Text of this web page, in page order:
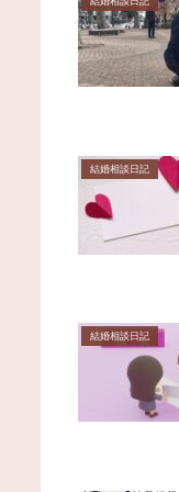
結婚相談日記
結婚相談日記